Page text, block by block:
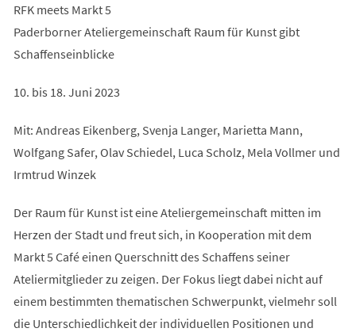
RFK meets Markt 5
Paderborner Ateliergemeinschaft Raum für Kunst gibt
Schaffenseinblicke
10. bis 18. Juni 2023
Mit: Andreas Eikenberg, Svenja Langer, Marietta Mann,
Wolfgang Safer, Olav Schiedel, Luca Scholz, Mela Vollmer und
Irmtrud Winzek
Der Raum für Kunst ist eine Ateliergemeinschaft mitten im
Herzen der Stadt und freut sich, in Kooperation mit dem
Markt 5 Café einen Querschnitt des Schaffens seiner
Ateliermitglieder zu zeigen. Der Fokus liegt dabei nicht auf
einem bestimmten thematischen Schwerpunkt, vielmehr soll
die Unterschiedlichkeit der individuellen Positionen und